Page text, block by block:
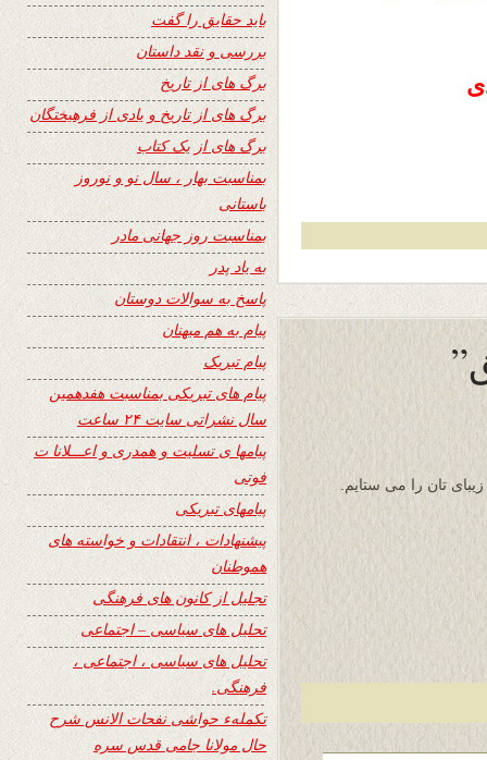
تان را می ستایم.
باید حقایق را گفت
بررسی و نقد داستان
برگ های از تاریخ
برگ های از تاریخ و یادی از فرهیختگان
برگ های از یک کتاب
بمناسبت بهار ، سال نو و نوروز
باستانی
بمناسبت روز جهانی مادر
به یاد پدر
پاسخ به سوالات دوستان
پیام به هم میهنان
پیام تبریک
پیام های تبریکی بمناسبت هفدهمین
سال نشراتی سایت ۲۴ ساعت
پیامها ی تسلیت و همدری و اعـــلانا ت
فوتی
پیامهای تبریکی
پیشنهادات ، انتقادات و خواسته های
هموطنان
تجلیل از کانون های فرهنگی
تحلیل های سیاسی – اجتماعی
تحلیل های سیاسی ، اجتماعی ،
فرهنگی.
تکملهء حواشی نفحات الانس شرح
حال مولانا جامی قدس سره